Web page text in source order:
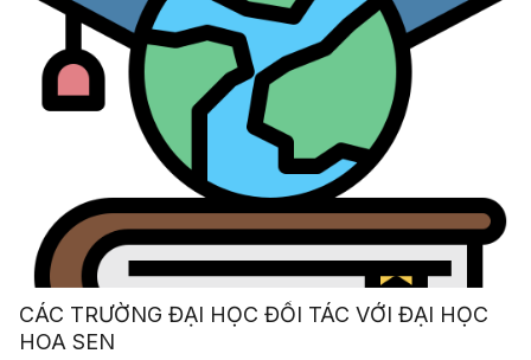
CÁC TRƯỜNG ĐẠI HỌC ĐỐI TÁC VỚI ĐẠI HỌC
HOA SEN